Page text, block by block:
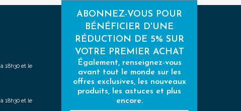
18h30 et le
18h30 et le
ABONNEZ-VOUS POUR
BÉNÉFICIER D'UNE
RÉDUCTION DE 5% SUR
VOTRE PREMIER ACHAT
Également, renseignez-vous
avant tout le monde sur les
offres exclusives, les nouveaux
produits, les astuces et plus
encore.